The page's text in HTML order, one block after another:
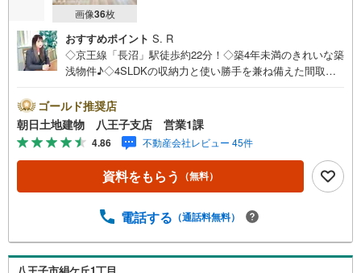
画像36枚
おすすめポイント S. R
◇京王線「長沼」駅徒歩約22分！◇築4年未満のきれいな築
浅物件♪◇4SLDKの収納力と使い勝手を兼ね備えた間取
場には雨の日に役立つカーポート付き！※バザール会場に
は、ベビーベッドや キッズスペースをご用意しておりま
す。 小さなお子様連れでも、安心してご来場ください！
資料請求、住宅ローンのご相談などお気軽にお問合せくだ
さい！スタッフ25名でお客様がご覧になったことのない情
報を多数ご用意しております。インターネット、チラシな
件もご紹介可能です。 担当営業へご希望をお伝えくださ
せ、弊社へのご来社など、ご相談ください。ご希望があれ
ば周辺環境、お客様の希望に合わせた物件などもご案内を
ゴールド推奨店
朝日土地建物 八王子支店 営業1課
4.86 不動産会社レビュー 45件
資料をもらう （無料）
電話する （通話料無料）